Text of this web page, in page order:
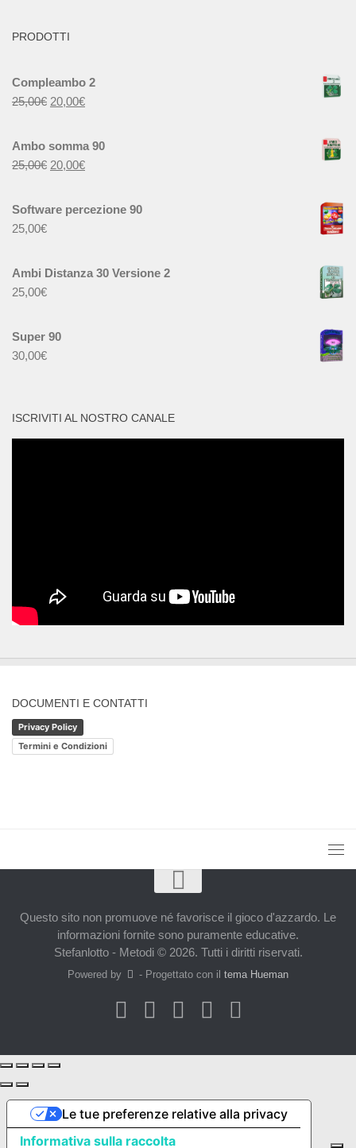
PRODOTTI
Compleambo 2
25,00€ 20,00€
Ambo somma 90
25,00€ 20,00€
Software percezione 90
25,00€
Ambi Distanza 30 Versione 2
25,00€
Super 90
30,00€
ISCRIVITI AL NOSTRO CANALE
DOCUMENTI E CONTATTI
Privacy Policy
Termini e Condizioni
Questo sito non promuove né favorisce il gioco d'azzardo. Le
informazioni fornite sono puramente educative.
Stefanlotto - Metodi © 2026. Tutti i diritti riservati.
Powered by - Progettato con il tema Hueman
Informativa sulla raccolta
Le tue preferenze relative alla privacy